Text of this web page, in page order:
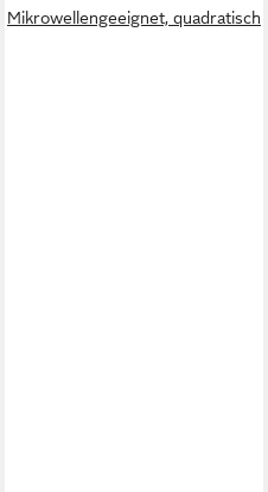
Mikrowellengeeignet, quadratisch